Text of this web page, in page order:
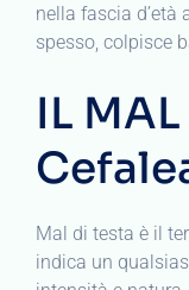
nella fascia d’età
spesso, colpisce
IL
Mal di testa è il
indica un